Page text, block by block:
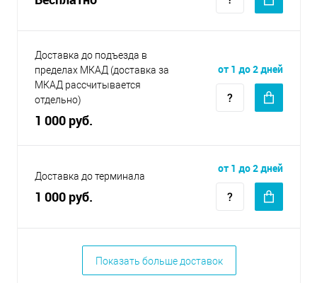
Доставка до подъезда в
пределах МКАД (доставка за
МКАД рассчитывается
отдельно)
1 000 руб.
от 1 до 2 дней
Доставка до терминала
1 000 руб.
от 1 до 2 дней
Показать больше доставок